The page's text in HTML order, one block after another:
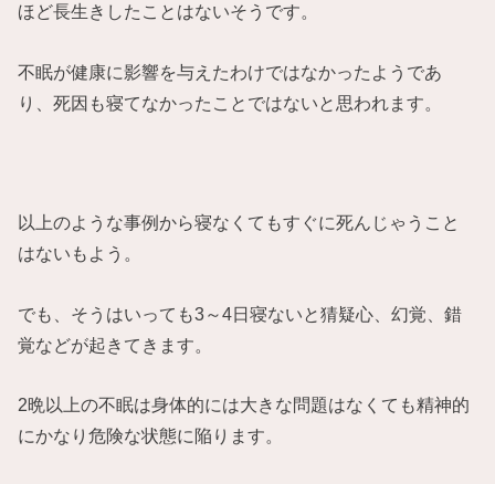
ほど長生きしたことはないそうです。
不眠が健康に影響を与えたわけではなかったようであ
り、死因も寝てなかったことではないと思われます。
以上のような事例から寝なくてもすぐに死んじゃうこと
はないもよう。
でも、そうはいっても3～4日寝ないと猜疑心、幻覚、錯
覚などが起きてきます。
2晩以上の不眠は身体的には大きな問題はなくても精神的
にかなり危険な状態に陥ります。